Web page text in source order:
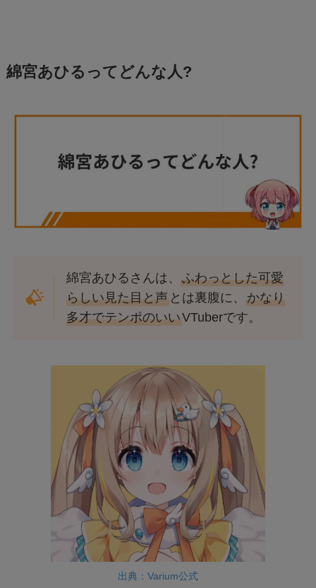
綿宮あひるってどんな人?
綿宮あひるさんは、ふわっとした可愛
らしい見た目と声 とは裏腹に、かなり
多才でテンポのいいVTuberです。
出典：Varium公式